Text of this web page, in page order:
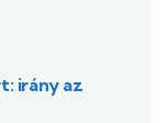
irány az